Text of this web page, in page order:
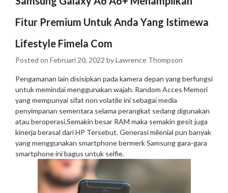
Fitur Premium Untuk Anda Yang Istimewa
Lifestyle Fimela Com
Posted on Februari 20, 2022 byLawrence Thompson
Pengamanan lain disisipkan pada kamera depan yang berfungsi
untuk memindai menggunakan wajah. Random Acces Memori
yang mempunyai sifat non volatile ini sebagai media
penyimpanan sementara selama perangkat sedang digunakan
atau beroperasi.Semakin besar RAM maka semakin gesit juga
kinerja berasal dari HP Tersebut. Generasi milenial pun banyak
yang menggunakan smartphone bermerk Samsung gara-gara
smartphone ini bagus untuk selfie.